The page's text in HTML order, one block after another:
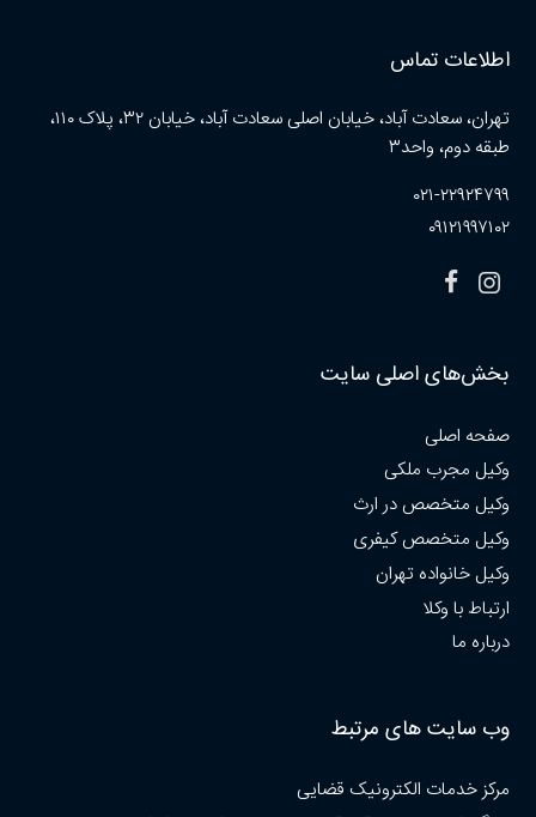
اطلاعات تماس
تهران، سعادت آباد، خیابان اصلی سعادت آباد، خیابان ۳۲، پلاک ۱۱۰،
طبقه دوم، واحد۳
۰۲۱-۲۲۹۲۴۷۹۹
۰۹۱۲۱۹۹۷۱۰۲
بخش‌های اصلی سایت
صفحه اصلی
وکیل مجرب ملکی
وکیل متخصص در ارث
وکیل متخصص کیفری
وکیل خانواده تهران
ارتباط با وکلا
درباره ما
وب سایت های مرتبط
مرکز خدمات الکترونیک قضایی